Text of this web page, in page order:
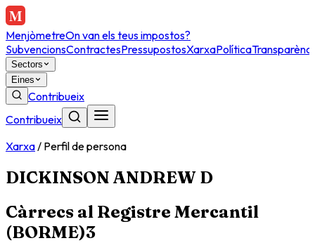
MenjòmetreOn van els teus impostos?
SubvencionsContractesPressupostosXarxaPolítica
Sectors
Eines
Contribueix
Contribueix
Xarxa/ Perfil de persona
DICKINSON ANDREW D
Càrrecs al Registre Mercantil
(BORME)3